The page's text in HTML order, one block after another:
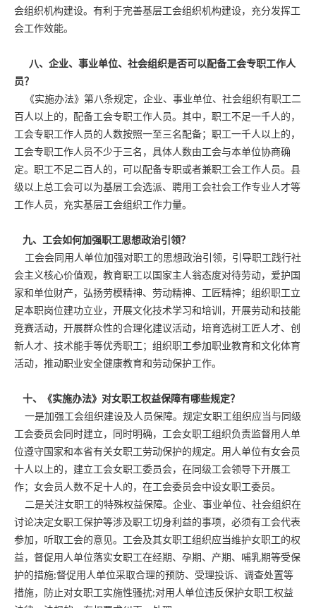
会组织机构建设。有利于完善基层工会组织机构建设，充分发挥工
会工作效能。
八、企业、事业单位、社会组织是否可以配备工会专职工作人
员？
《实施办法》第八条规定，企业、事业单位、社会组织有职工二
百人以上的，配备工会专职工作人员。其中，职工不足一千人的，
工会专职工作人员的人数按照一至三名配备；职工一千人以上的，
工会专职工作人员不少于三名，具体人数由工会与本单位协商确
定。职工不足二百人的，可以配备专职或者兼职工会工作人员。县
级以上总工会可以为基层工会选派、聘用工会社会工作专业人才等
工作人员，充实基层工会组织工作力量。
九、工会如何加强职工思想政治引领？
工会会同用人单位加强对职工的思想政治引领，引导职工践行社
会主义核心价值观，教育职工以国家主人翁态度对待劳动，爱护国
家和单位财产，弘扬劳模精神、劳动精神、工匠精神；组织职工立
足本职岗位建功立业，开展文化技术学习和培训，开展劳动和技能
竞赛活动，开展群众性的合理化建议活动，培育选树工匠人才、创
新人才、技术能手等优秀职工；组织职工参加职业教育和文化体育
活动，推动职业安全健康教育和劳动保护工作。
十、《实施办法》对女职工权益保障有哪些规定？
一是加强工会组织建设及人员保障。规定女职工组织应当与同级
工会委员会同时建立，同时明确，工会女职工组织负责监督用人单
位遵守国家和本省有关女职工劳动保护的规定。用人单位有女会员
十人以上的，建立工会女职工委员会，在同级工会领导下开展工
作；女会员人数不足十人的，在工会委员会中设女职工委员。
二是关注女职工的特殊权益保障。企业、事业单位、社会组织在
讨论决定女职工保护等涉及职工切身利益的事项，必须有工会代表
参加，听取工会的意见。工会及其女职工组织应当维护女职工的权
益，督促用人单位落实女职工在经期、孕期、产期、哺乳期等受保
护的措施;督促用人单位采取合理的预防、受理投诉、调查处置等
措施，防止对女职工实施性骚扰;对用人单位违反保护女职工权益